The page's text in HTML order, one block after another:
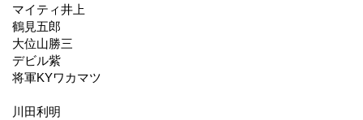
マイティ井上
鶴見五郎
大位山勝三
デビル紫
将軍KYワカマツ
川田利明